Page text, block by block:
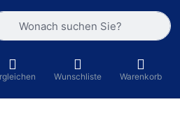
Sie einen Suchbegriff ein.
Wunschliste Warenkorb